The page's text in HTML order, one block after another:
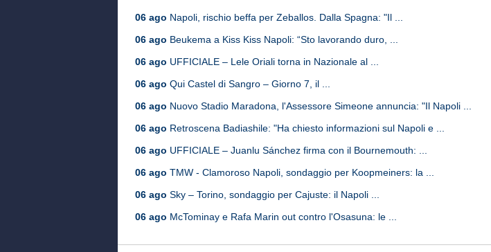
06 ago Napoli, rischio beffa per Zeballos. Dalla Spagna: "Il ...
06 ago Beukema a Kiss Kiss Napoli: “Sto lavorando duro, ...
06 ago UFFICIALE – Lele Oriali torna in Nazionale al ...
06 ago Qui Castel di Sangro – Giorno 7, il ...
06 ago Nuovo Stadio Maradona, l'Assessore Simeone annuncia: "Il Napoli ...
06 ago Retroscena Badiashile: "Ha chiesto informazioni sul Napoli e ...
06 ago UFFICIALE – Juanlu Sánchez firma con il Bournemouth: ...
06 ago TMW - Clamoroso Napoli, sondaggio per Koopmeiners: la ...
06 ago Sky – Torino, sondaggio per Cajuste: il Napoli ...
06 ago McTominay e Rafa Marin out contro l'Osasuna: le ...